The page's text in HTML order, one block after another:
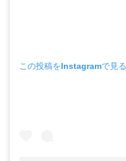
この投稿をInstagramで見る